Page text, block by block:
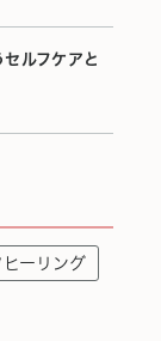
ルフケアと
ヒーリング